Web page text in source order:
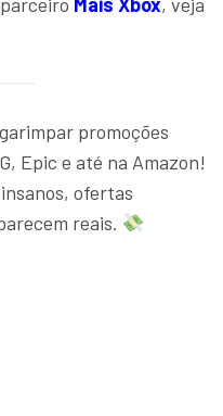
promoções
Epic e até na Amazon!
ofertas
reais.